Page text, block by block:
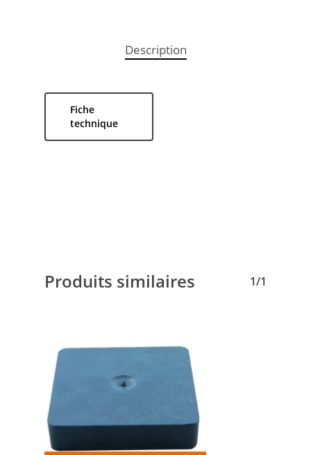
Description
Fiche
technique
Produits similaires 1/1